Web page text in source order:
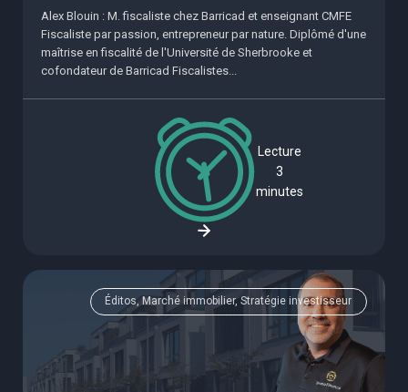
Alex Blouin : M. fiscaliste chez Barricad et enseignant CMFE
Fiscaliste par passion, entrepreneur par nature. Diplômé d'une
maîtrise en fiscalité de l'Université de Sherbrooke et
cofondateur de Barricad Fiscalistes...
Lecture
3
minutes
Éditos, Marché immobilier, Stratégie investisseur